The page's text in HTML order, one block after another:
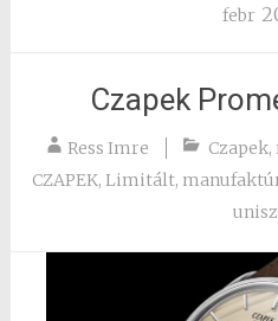
febr
Czapek
Ress Imre Czapek,
CZAPEK,Limitált,